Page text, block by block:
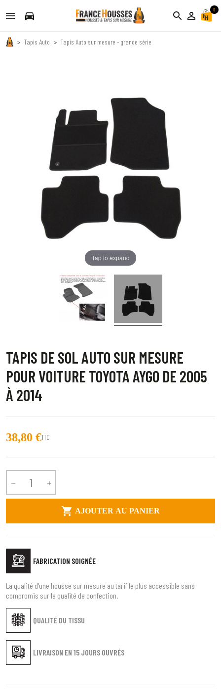
directions_car search person_outline
0
Tapis Auto Tapis Auto sur mesure - grande série
Tap to expand
TAPIS DE SOL AUTO SUR MESURE
POUR VOITURE TOYOTA AYGO DE 2005
À 2014
38,80 €TTC
 
 AJOUTER AU PANIER
FABRICATION SOIGNÉE
QUALITÉ DU TISSU
LIVRAISON EN 15 JOURS OUVRÉS
La qualité d'une housse sur mesure au tarif le plus accessible sans
compromis sur la qualité de confection.